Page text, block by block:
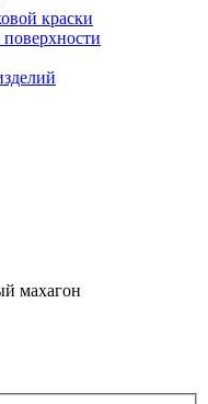
краски
махагон